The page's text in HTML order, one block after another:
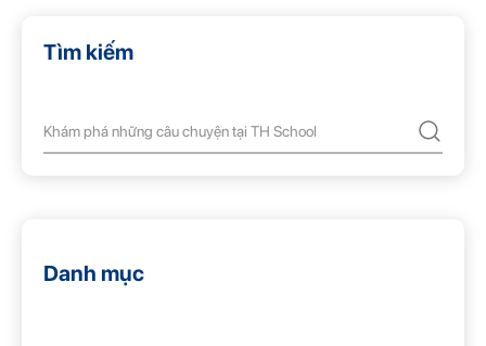
Tìm kiếm
Danh mục